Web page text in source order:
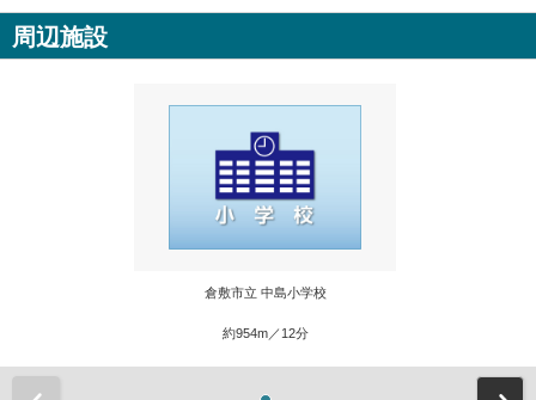
周辺施設
倉敷市立 中島小学校
約954m／12分